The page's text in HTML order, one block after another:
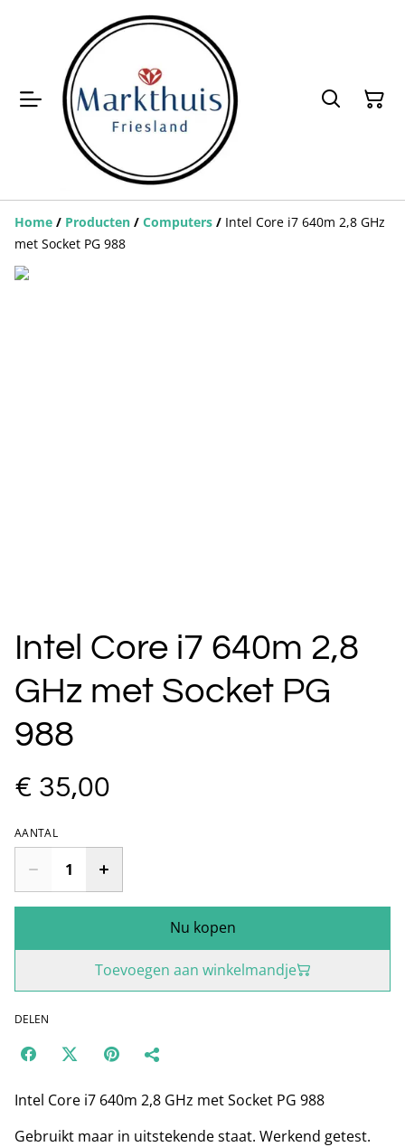
Home / Producten / Computers / Intel Core i7 640m 2,8 GHz
met Socket PG 988
Intel Core i7 640m 2,8
GHz met Socket PG
988
€ 35,00
AANTAL
Nu kopen
Toevoegen aan winkelmandje
DELEN
Intel Core i7 640m 2,8 GHz met Socket PG 988
Gebruikt maar in uitstekende staat. Werkend getest.